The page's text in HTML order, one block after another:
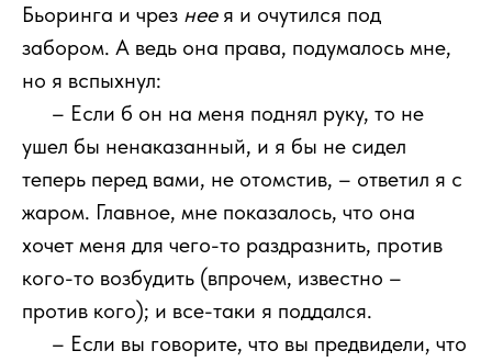
Бьоринга и чрез неея и очутился под
забором. А ведь она права, подумалось мне,
но я вспыхнул:
– Если б он на меня поднял руку, то не
ушел бы ненаказанный, и я бы не сидел
теперь перед вами, не отомстив, – ответил я с
жаром. Главное, мне показалось, что она
хочет меня для чего-то раздразнить, против
кого-то возбудить (впрочем, известно –
против кого); и все-таки я поддался.
– Если вы говорите, что вы предвидели, что